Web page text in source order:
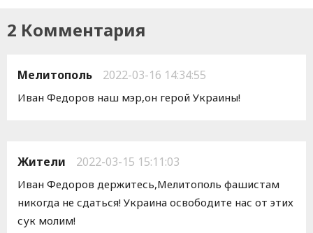
2 Комментария
Мелитополь 2022-03-16 14:34:55
Иван Федоров наш мэр,он герой Украины!
Жители 2022-03-15 15:11:03
Иван Федоров держитесь,Мелитополь фашистам
никогда не сдаться! Украина освободите нас от этих
сук молим!